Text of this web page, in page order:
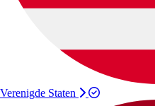
Verenigde Staten